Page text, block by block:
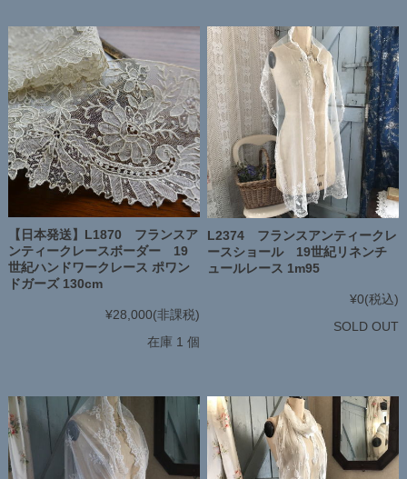
【日本発送】L1870 フランスア
ンティークレースボーダー 19
世紀ハンドワークレース ポワン
ドガーズ 130cm
¥28,000(非課税)
在庫 1 個
L2374 フランスアンティークレ
ースショール 19世紀リネンチ
ュールレース 1m95
¥0(税込)
SOLD OUT